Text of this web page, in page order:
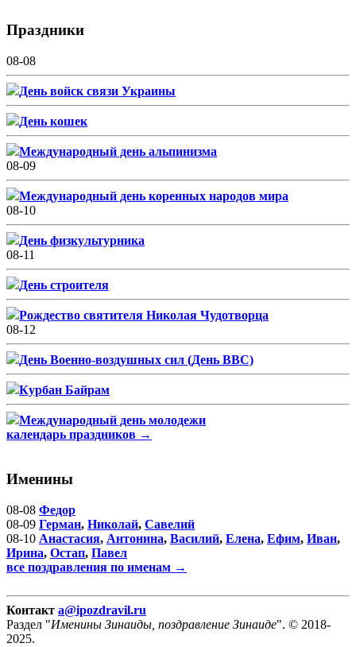
Праздники
08-08
День войск связи Украины
День кошек
Международный день альпинизма
08-09
Международный день коренных народов мира
08-10
День физкультурника
08-11
День строителя
Рождество святителя Николая Чудотворца
08-12
День Военно-воздушных сил (День ВВС)
Курбан Байрам
Международный день молодежи
календарь праздников →
Именины
08-08 Федор
08-09 Герман, Николай, Савелий
08-10 Анастасия, Антонина, Василий, Елена, Ефим, Иван,
Ирина, Остап, Павел
все поздравления по именам →
Контакт a@ipozdravil.ru
Раздел "Именины Зинаиды, поздравление Зинаиде". © 2018-
2025.